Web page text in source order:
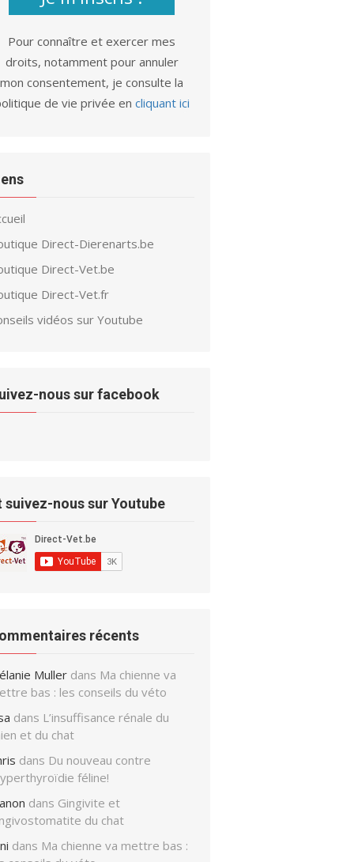
Pour connaître et exercer mes
droits, notamment pour annuler
mon consentement, je consulte la
de vie privée en cliquant ici
Direct-Dierenarts.be
Direct-Vet.be
Direct-Vet.fr
vidéos sur Youtube
nous sur facebook
suivez-nous sur Youtube
récents
Muller dans Ma chienne va
bas : les conseils du véto
dans L’insuffisance rénale du
et du chat
dans Du nouveau contre
féline!
dans Gingivite et
du chat
dans Ma chienne va mettre bas :